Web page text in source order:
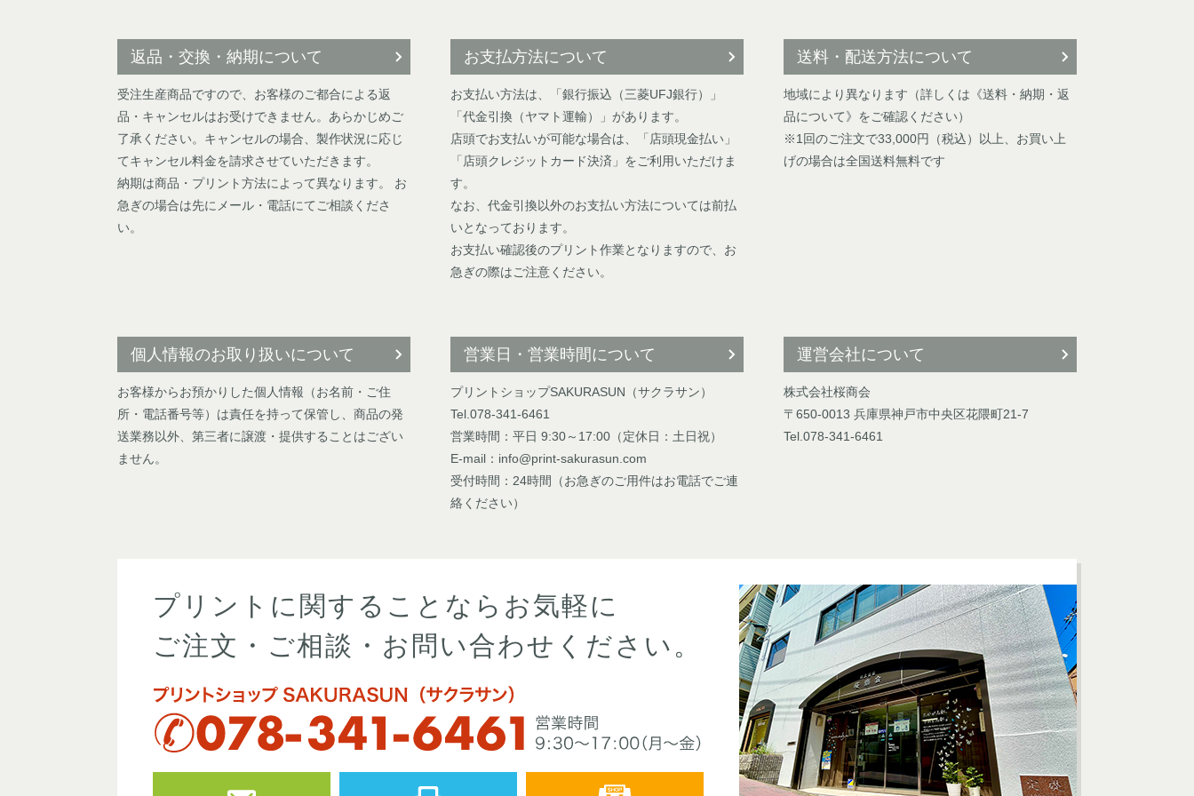
返品・交換・納期について
受注生産商品ですので、お客様のご都合による返
品・キャンセルはお受けできません。あらかじめご
了承ください。キャンセルの場合、製作状況に応じ
てキャンセル料金を請求させていただきます。
納期は商品・プリント方法によって異なります。 お
急ぎの場合は先にメール・電話にてご相談くださ
い。
お支払方法について
お支払い方法は、「銀行振込（三菱UFJ銀行）」
「代金引換（ヤマト運輸）」があります。
店頭でお支払いが可能な場合は、「店頭現金払い」
「店頭クレジットカード決済」をご利用いただけま
す。
なお、代金引換以外のお支払い方法については前払
いとなっております。
お支払い確認後のプリント作業となりますので、お
急ぎの際はご注意ください。
送料・配送方法について
地域により異なります（詳しくは《送料・納期・返
品について》をご確認ください）
※1回のご注文で33,000円（税込）以上、お買い上
げの場合は全国送料無料です
個人情報のお取り扱いについて
お客様からお預かりした個人情報（お名前・ご住
所・電話番号等）は責任を持って保管し、商品の発
送業務以外、第三者に譲渡・提供することはござい
ません。
営業日・営業時間について
プリントショップSAKURASUN（サクラサン）
Tel.078-341-6461
営業時間：平日 9:30～17:00（定休日：土日祝）
E-mail：info@print-sakurasun.com
受付時間：24時間（お急ぎのご用件はお電話でご連
絡ください）
運営会社について
株式会社桜商会
〒650-0013 兵庫県神戸市中央区花隈町21-7
Tel.078-341-6461
プリントに関することならお気軽に
ご注文・ご相談・お問い合わせください。